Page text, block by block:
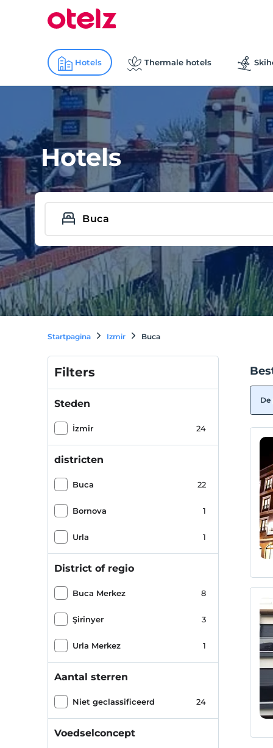
Hotels Thermale hotels
Hotels
Startpagina Izmir Buca
Filters
Steden
İzmir 24
districten
Buca 22
Bornova 1
Urla 1
District of regio
Buca Merkez 8
Şirinyer 3
Urla Merkez 1
Aantal sterren
Niet geclassificeerd 24
Voedselconcept
De